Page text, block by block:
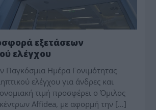
εξετάσεων
ελέγχου
Παγκόσμια Ημέρα Γονιμότητας
ελέγχου για άνδρες και
τιμή προσφέρει ο Όμιλος
Affidea, με αφορμή την […]